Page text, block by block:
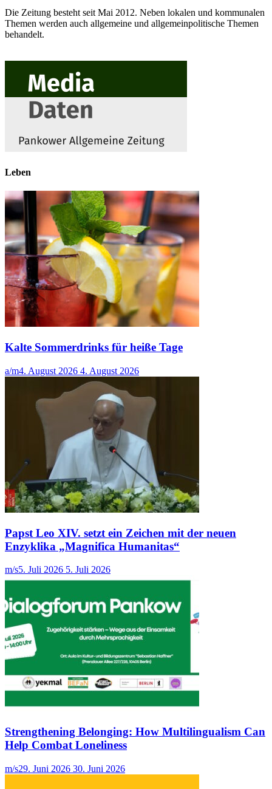
Die Zeitung besteht seit Mai 2012. Neben lokalen und kommunalen
Themen werden auch allgemeine und allgemeinpolitische Themen
behandelt.
Leben
Kalte Sommerdrinks für heiße Tage
a/m4. August 2026 4. August 2026
Papst Leo XIV. setzt ein Zeichen mit der neuen
Enzyklika „Magnifica Humanitas“
m/s5. Juli 2026 5. Juli 2026
Strengthening Belonging: How Multilingualism Can
Help Combat Loneliness
m/s29. Juni 2026 30. Juni 2026